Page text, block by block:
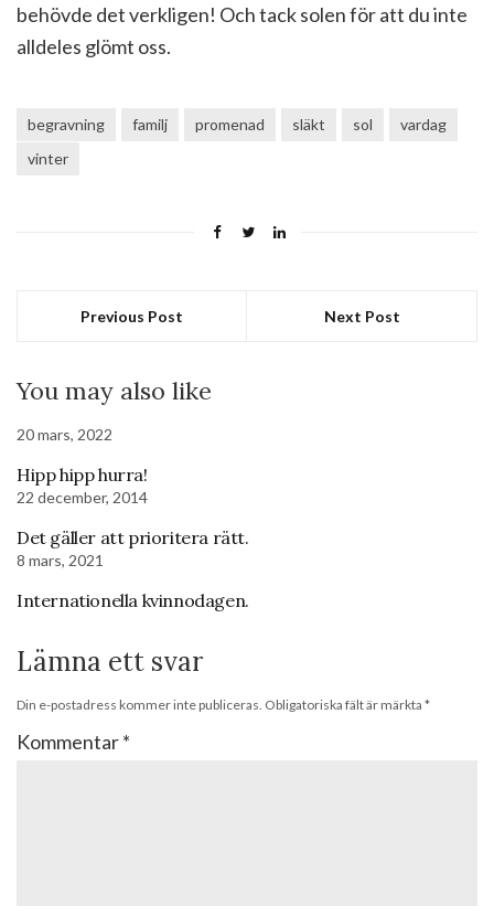
behövde det verkligen! Och tack solen för att du inte
alldeles glömt oss.
begravning familj promenad släkt sol
vardag
vinter
Previous Post Next Post
You may also like
20 mars, 2022
Hipp hipp hurra!
22 december, 2014
Det gäller att prioritera rätt.
8 mars, 2021
Internationella kvinnodagen.
Lämna ett svar
Din e-postadress kommer inte publiceras. Obligatoriska fält är märkta *
Kommentar*